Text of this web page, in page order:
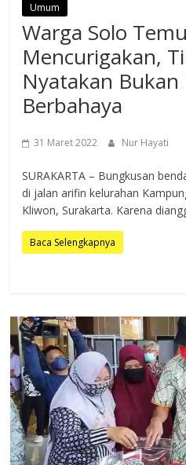
Umum
Warga Solo
Mencurigakan,
Nyatakan
Berbahaya
31 Maret 2022 Nur Hayati
SURAKARTA – Bungkusan
di jalan arifin kelurahan
Kliwon, Surakarta. Karena
Baca Selengkapnya